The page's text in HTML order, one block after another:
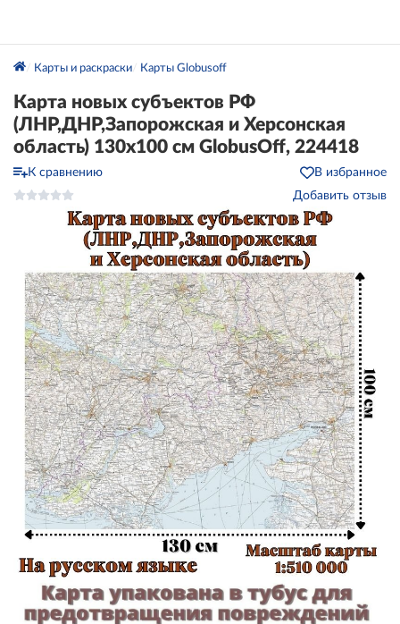
Карты и раскраски Карты Globusoff
Карта новых субъектов РФ
(ЛНР,ДНР,Запорожская и Херсонская
область) 130х100 см GlobusOff, 224418
К сравнению
В избранное
Добавить отзыв